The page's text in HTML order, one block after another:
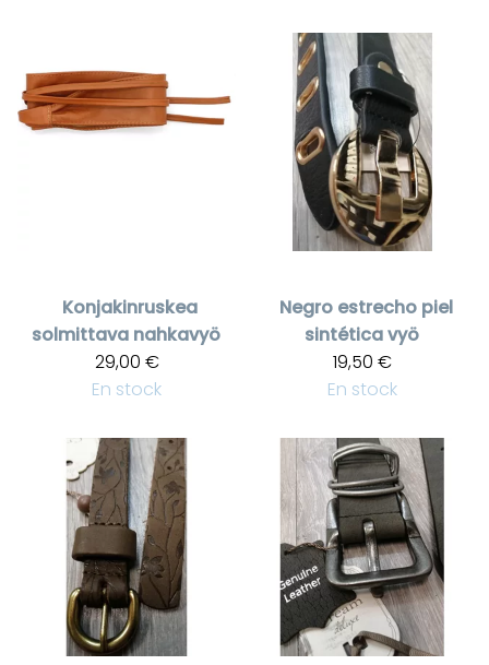
Konjakinruskea
solmittava nahkavyö
29,00 €
En stock
Negro estrecho piel
sintética vyö
19,50 €
En stock